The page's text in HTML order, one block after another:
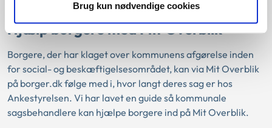
Brug kun nødvendige cookies
Hjælp borgere med Mit Overblik
Borgere, der har klaget over kommunens afgørelse inden
for social- og beskæftigelsesområdet, kan via Mit Overblik
på borger.dk følge med i, hvor langt deres sag er hos
Ankestyrelsen. Vi har lavet en guide så kommunale
sagsbehandlere kan hjælpe borgere ind på Mit Overblik.